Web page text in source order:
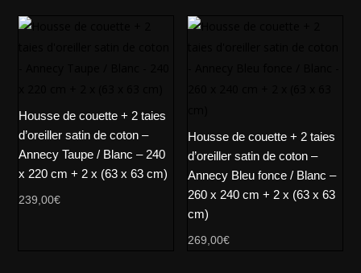
Housse de couette + 2 taies
d’oreiller satin de coton –
Annecy Taupe / Blanc – 240
x 220 cm + 2 x (63 x 63 cm)
239,00€
Housse de couette + 2 taies
d’oreiller satin de coton –
Annecy Bleu fonce / Blanc –
260 x 240 cm + 2 x (63 x 63
cm)
269,00€